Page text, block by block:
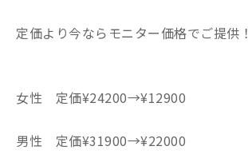
定価より今ならモニター価格でご提供！
女性 定価¥24200→¥12900
男性 定価¥31900→¥22000